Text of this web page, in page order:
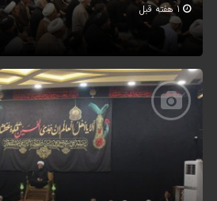
1 هفته قبل